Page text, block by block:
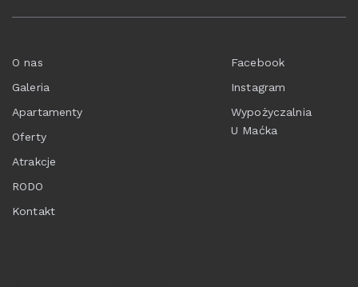
O nas
Galeria
Apartamenty
Oferty
Atrakcje
RODO
Kontakt
Facebook
Instagram
Wypożyczalnia
U Maćka